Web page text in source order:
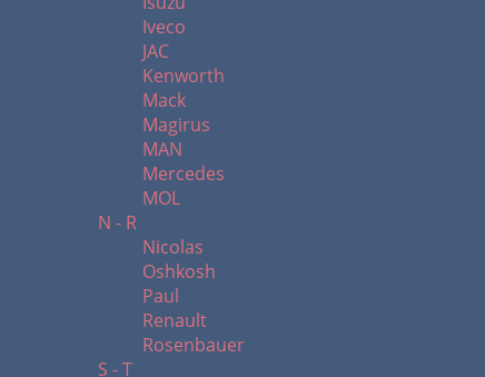
Iveco
JAC
Kenworth
Mack
Magirus
MAN
Mercedes
MOL
N - R
Nicolas
Oshkosh
Paul
Renault
Rosenbauer
S - T